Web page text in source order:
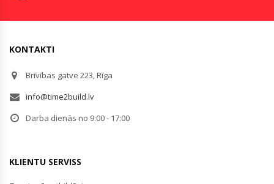
KONTAKTI
Brīvības gatve 223, Rīga
info@time2build.lv
Darba dienās no 9:00 - 17:00
KLIENTU SERVISS